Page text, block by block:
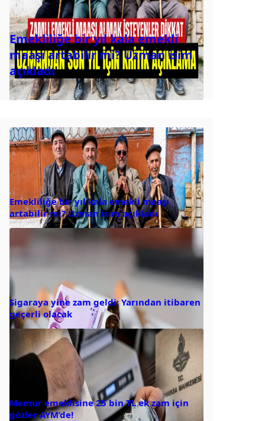
Emekliliğe bir yıl kala emekli
maaşı artabilir mi? Uzman isim
açıkladı
Emekliliğe bir yıl kala emekli maaşı
artabilir mi? Uzman isim açıkladı
Sigaraya yine zam geldi: Yarından itibaren
geçerli olacak
Memur emeklisine 25 bin TL ek zam için
gözler AYM’de!